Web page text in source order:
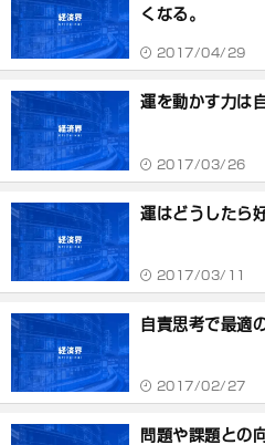
くなる。
2017/04/29
運を動かす力は
2017/03/26
運はどうしたら
2017/03/11
自責思考で最適
2017/02/27
問題や課題との